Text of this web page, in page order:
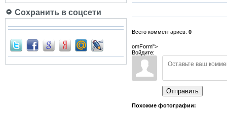
Сохранить в соцсети
Всего комментариев: 0
omForm">
Войдите:
Отправить
Похожие фотографии: